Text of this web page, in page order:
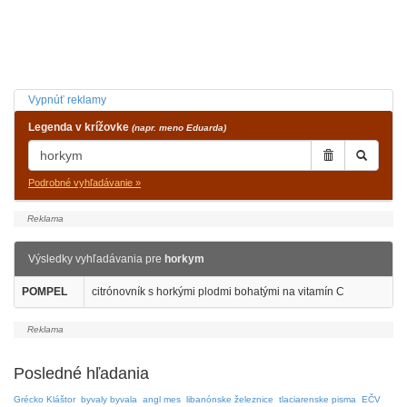
Vypnúť reklamy
Legenda v krížovke (napr. meno Eduarda)
Podrobné vyhľadávanie »
Výsledky vyhľadávania pre horkym
POMPEL citrónovník s horkými plodmi bohatými na vitamín C
Posledné hľadania
Grécko Kláštor byvaly byvala angl mes libanónske železnice tlaciarenske pisma EČV